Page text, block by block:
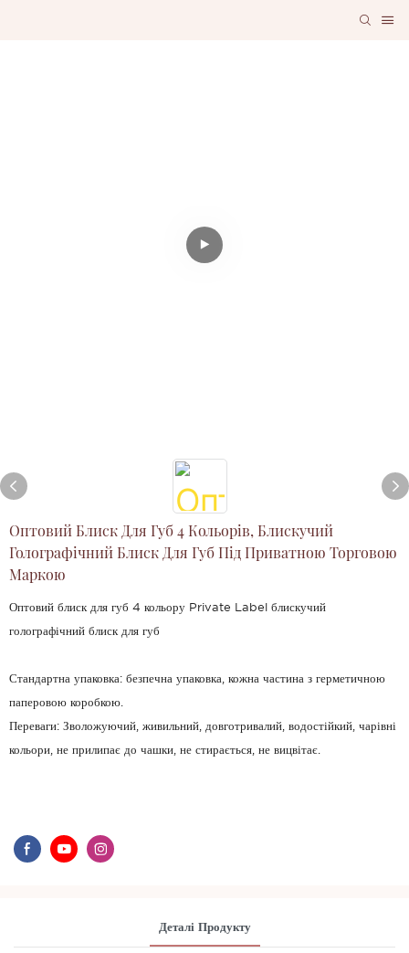
Оптовий Блиск Для Губ 4 Кольорів, Блискучий
Голографічний Блиск Для Губ Під Приватною Торговою
Маркою
Оптовий блиск для губ 4 кольору Private Label блискучий
голографічний блиск для губ
Стандартна упаковка: безпечна упаковка, кожна частина з герметичною
паперовою коробкою.
Переваги: ​​Зволожуючий, живильний, довготривалий, водостійкий, чарівні
кольори, не прилипає до чашки, не стирається, не вицвітає.
Деталі Продукту